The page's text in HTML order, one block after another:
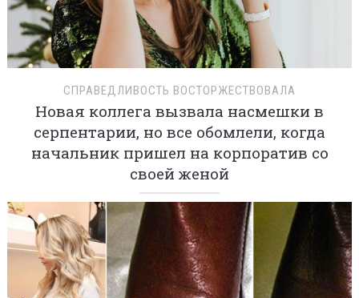
СПРАВЕДЛИВОСТЬ ВОСТОРЖЕСТВОВАЛА
Новая коллега вызвала насмешки в
серпентарии, но все обомлели, когда
начальник пришел на корпоратив со
своей женой